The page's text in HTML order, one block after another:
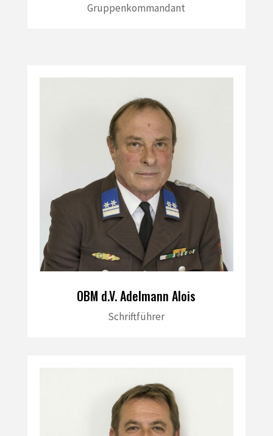
Gruppenkommandant
OBM d.V. Adelmann Alois
Schriftführer